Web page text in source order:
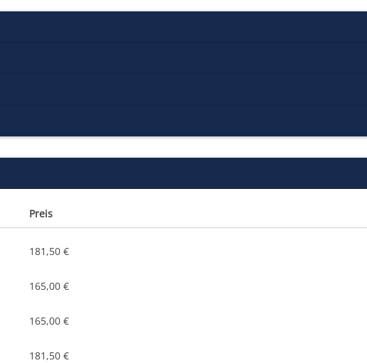
Preis
181,50 €
165,00 €
165,00 €
181,50 €